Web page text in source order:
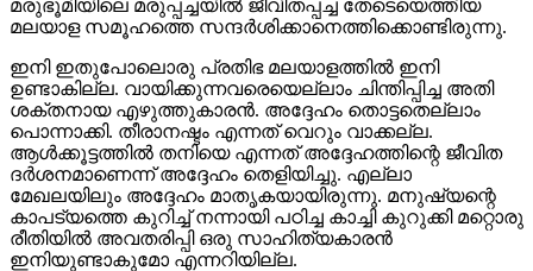
മരുഭൂമിയിലെ മരുപ്പച്ചയില്‍ ജീവിതപ്പച്ച തേടെയെത്തിയ
മലയാള സമൂഹത്തെ സന്ദര്‍ശിക്കാനെത്തിക്കൊണ്ടിരുന്നു.
ഇനി ഇതുപോലൊരു പ്രതിഭ മലയാളത്തില്‍ ഇനി
ഉണ്ടാകില്ല. വായിക്കുന്നവരെയെല്ലാം ചിന്തിപ്പിച്ച അതി
ശക്തനായ എഴുത്തുകാരന്‍. അദ്ദേഹം തൊട്ടതെല്ലാം
പൊന്നാക്കി. തീരാനഷ്ടം എന്നത് വെറും വാക്കല്ല.
ആള്‍ക്കൂട്ടത്തില്‍ തനിയെ എന്നത് അദ്ദേഹത്തിന്റെ ജീവിത
ദര്‍ശനമാണെന്ന് അദ്ദേഹം തെളിയിച്ചു. എല്ലാ
മേഖലയിലും അദ്ദേഹം മാതൃകയായിരുന്നു. മനുഷ്യന്റെ
കാപട്യത്തെ കുറിച്ച് നന്നായി പഠിച്ച കാച്ചി കുറുക്കി മറ്റൊരു
രീതിയില്‍ അവതരിപ്പി ഒരു സാഹിത്യകാരന്‍
ഇനിയുണ്ടാകുമോ എന്നറിയില്ല.